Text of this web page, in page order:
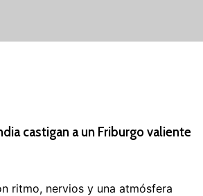
castigan a un Friburgo valiente
ritmo, nervios y una atmósfera